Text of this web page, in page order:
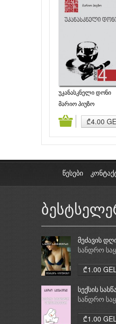
უკანასკნელი დონი
(ნაწილი I)
მარიო პიუზო
₾4.00
კალათაში
წესები
მეძავის
სანდრო
₾1.00 GEL
სექსის
სანდრო
₾1.00 GEL